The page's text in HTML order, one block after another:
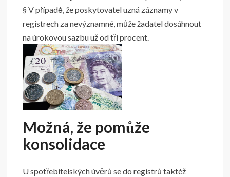
§ V případě, že poskytovatel uzná záznamy v
registrech za nevýznamné, může žadatel dosáhnout
na úrokovou sazbu už od tří procent.
Možná, že pomůže
konsolidace
U spotřebitelských úvěrů se do registrů taktéž